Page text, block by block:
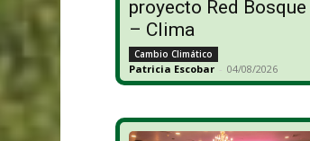
proyecto Red Bosque
– Clima
Cambio Climático
Patricia Escobar - 04/08/2026